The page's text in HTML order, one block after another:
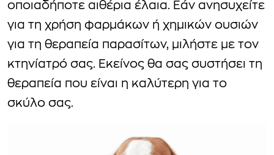
οποιαδήποτε αιθέρια έλαια. Εάν ανησυχείτε
για τη χρήση φαρμάκων ή χημικών ουσιών
για τη θεραπεία παρασίτων, μιλήστε με τον
κτηνίατρό σας. Εκείνος θα σας συστήσει τη
θεραπεία που είναι η καλύτερη για το
σκύλο σας.